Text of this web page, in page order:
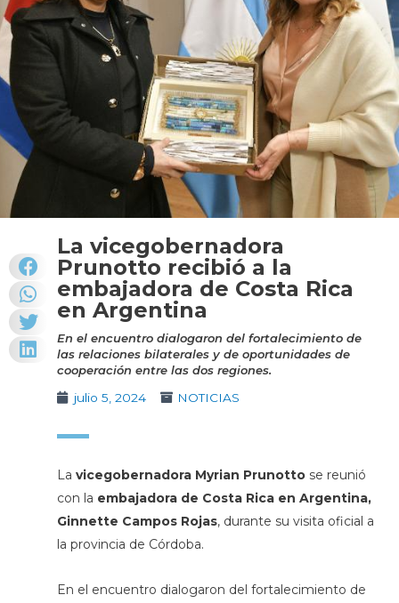
La vicegobernadora
Prunotto recibió a la
embajadora de Costa Rica
en Argentina
En el encuentro dialogaron del fortalecimiento de
las relaciones bilaterales y de oportunidades de
cooperación entre las dos regiones.
julio 5, 2024
NOTICIAS
La vicegobernadora Myrian Prunottose reunió
con la embajadora de Costa Rica en Argentina,
Ginnette Campos Rojas, durante su visita oficial a
la provincia de Córdoba.
En el encuentro dialogaron del fortalecimiento de